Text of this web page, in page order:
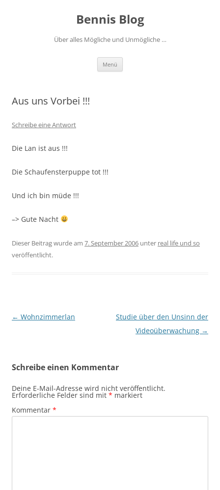
Bennis Blog
Über alles Mögliche und Unmögliche …
Menü
Aus uns Vorbei !!!
Schreibe eine Antwort
Die Lan ist aus !!!
Die Schaufensterpuppe tot !!!
Und ich bin müde !!!
–> Gute Nacht
Dieser Beitrag wurde am 7. September 2006 unter real life und so
veröffentlicht.
Beitragsnavigation
← Wohnzimmerlan
Studie über den Unsinn der
Videoüberwachung →
Schreibe einen Kommentar
Deine E-Mail-Adresse wird nicht veröffentlicht.
Erforderliche Felder sind mit * markiert
Kommentar *